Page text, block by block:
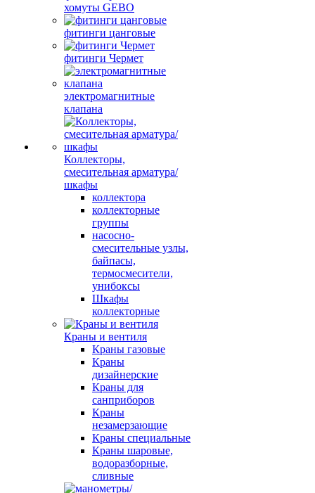
хомуты GEBO
фитинги цанговые
фитинги Чермет
электромагнитные
клапана
Коллекторы,
смесительная арматура/
шкафы
коллектора
коллекторные
группы
насосно-
смесительные узлы,
байпасы,
термосмесители,
унибоксы
Шкафы
коллекторные
Краны и вентиля
Краны газовые
Краны
дизайнерские
Краны для
санприборов
Краны
незамерзающие
Краны специальные
Краны шаровые,
водоразборные,
сливные